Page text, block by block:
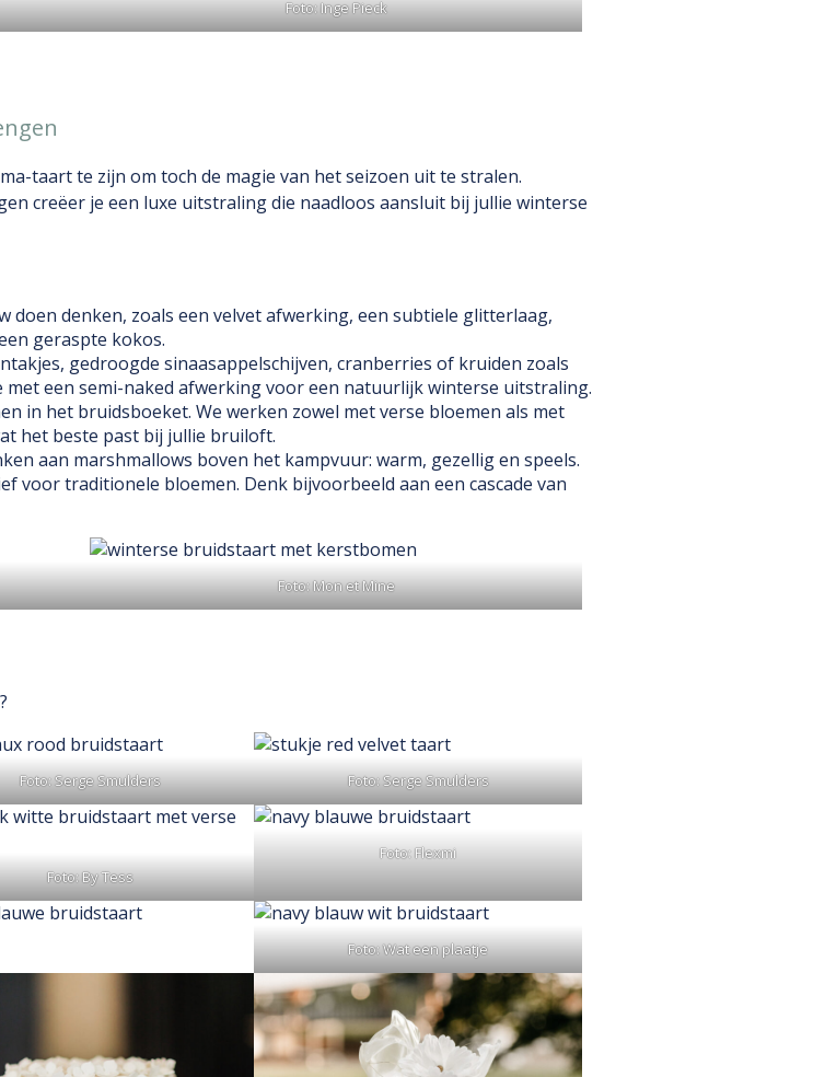
Foto: Inge Pieck
taart te zijn om toch de magie van het seizoen uit te stralen.
creëer je een luxe uitstraling die naadloos aansluit bij jullie winterse
doen denken, zoals een velvet afwerking, een subtiele glitterlaag,
geraspte kokos.
gedroogde sinaasappelschijven, cranberries of kruiden zoals
een semi-naked afwerking voor een natuurlijk winterse uitstraling.
in het bruidsboeket. We werken zowel met verse bloemen als met
het beste past bij jullie bruiloft.
aan marshmallows boven het kampvuur: warm, gezellig en speels.
voor traditionele bloemen. Denk bijvoorbeeld aan een cascade van
Foto: Mon et Mine
Foto: Serge Smulders Foto: Serge Smulders
Foto: By Tess
Foto: Flexmi
Foto: Wat een plaatje